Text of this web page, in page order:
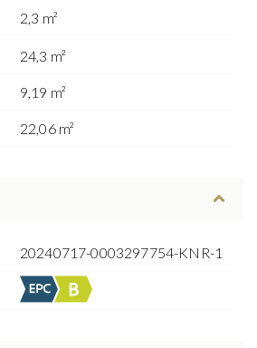
2,3 m²
24,3 m²
9,19 m²
22,06 m²
20240717-0003297754-KNR-1